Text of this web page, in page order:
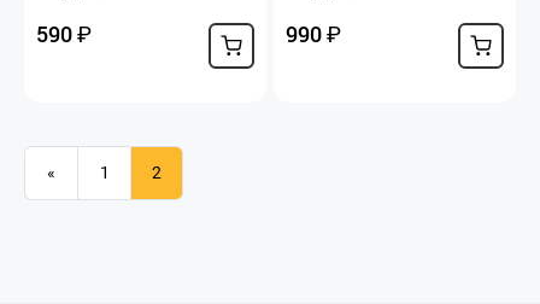
590₽ 990₽
« 1 2